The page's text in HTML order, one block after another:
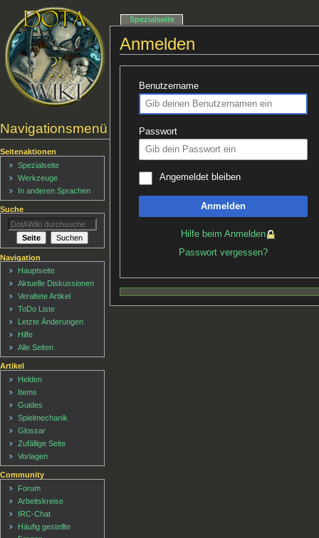
Anmelden
Benutzername
Passwort
Angemeldet bleiben
Anmelden
Hilfe beim Anmelden
Passwort vergessen?
Navigationsmenü
Spezialseite
Seitenaktionen
Spezialseite
Werkzeuge
In anderen Sprachen
Suche
Navigation
Hauptseite
Aktuelle Diskussionen
Veraltete Artikel
ToDo Liste
Letzte Änderungen
Hilfe
Alle Seiten
Artikel
Helden
Items
Guides
Spielmechanik
Glossar
Zufällige Seite
Vorlagen
Community
Forum
Arbeitskreise
IRC-Chat
Häufig gestellte